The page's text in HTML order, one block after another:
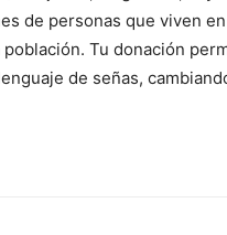
de personas que viven
población. Tu donación
de señas,